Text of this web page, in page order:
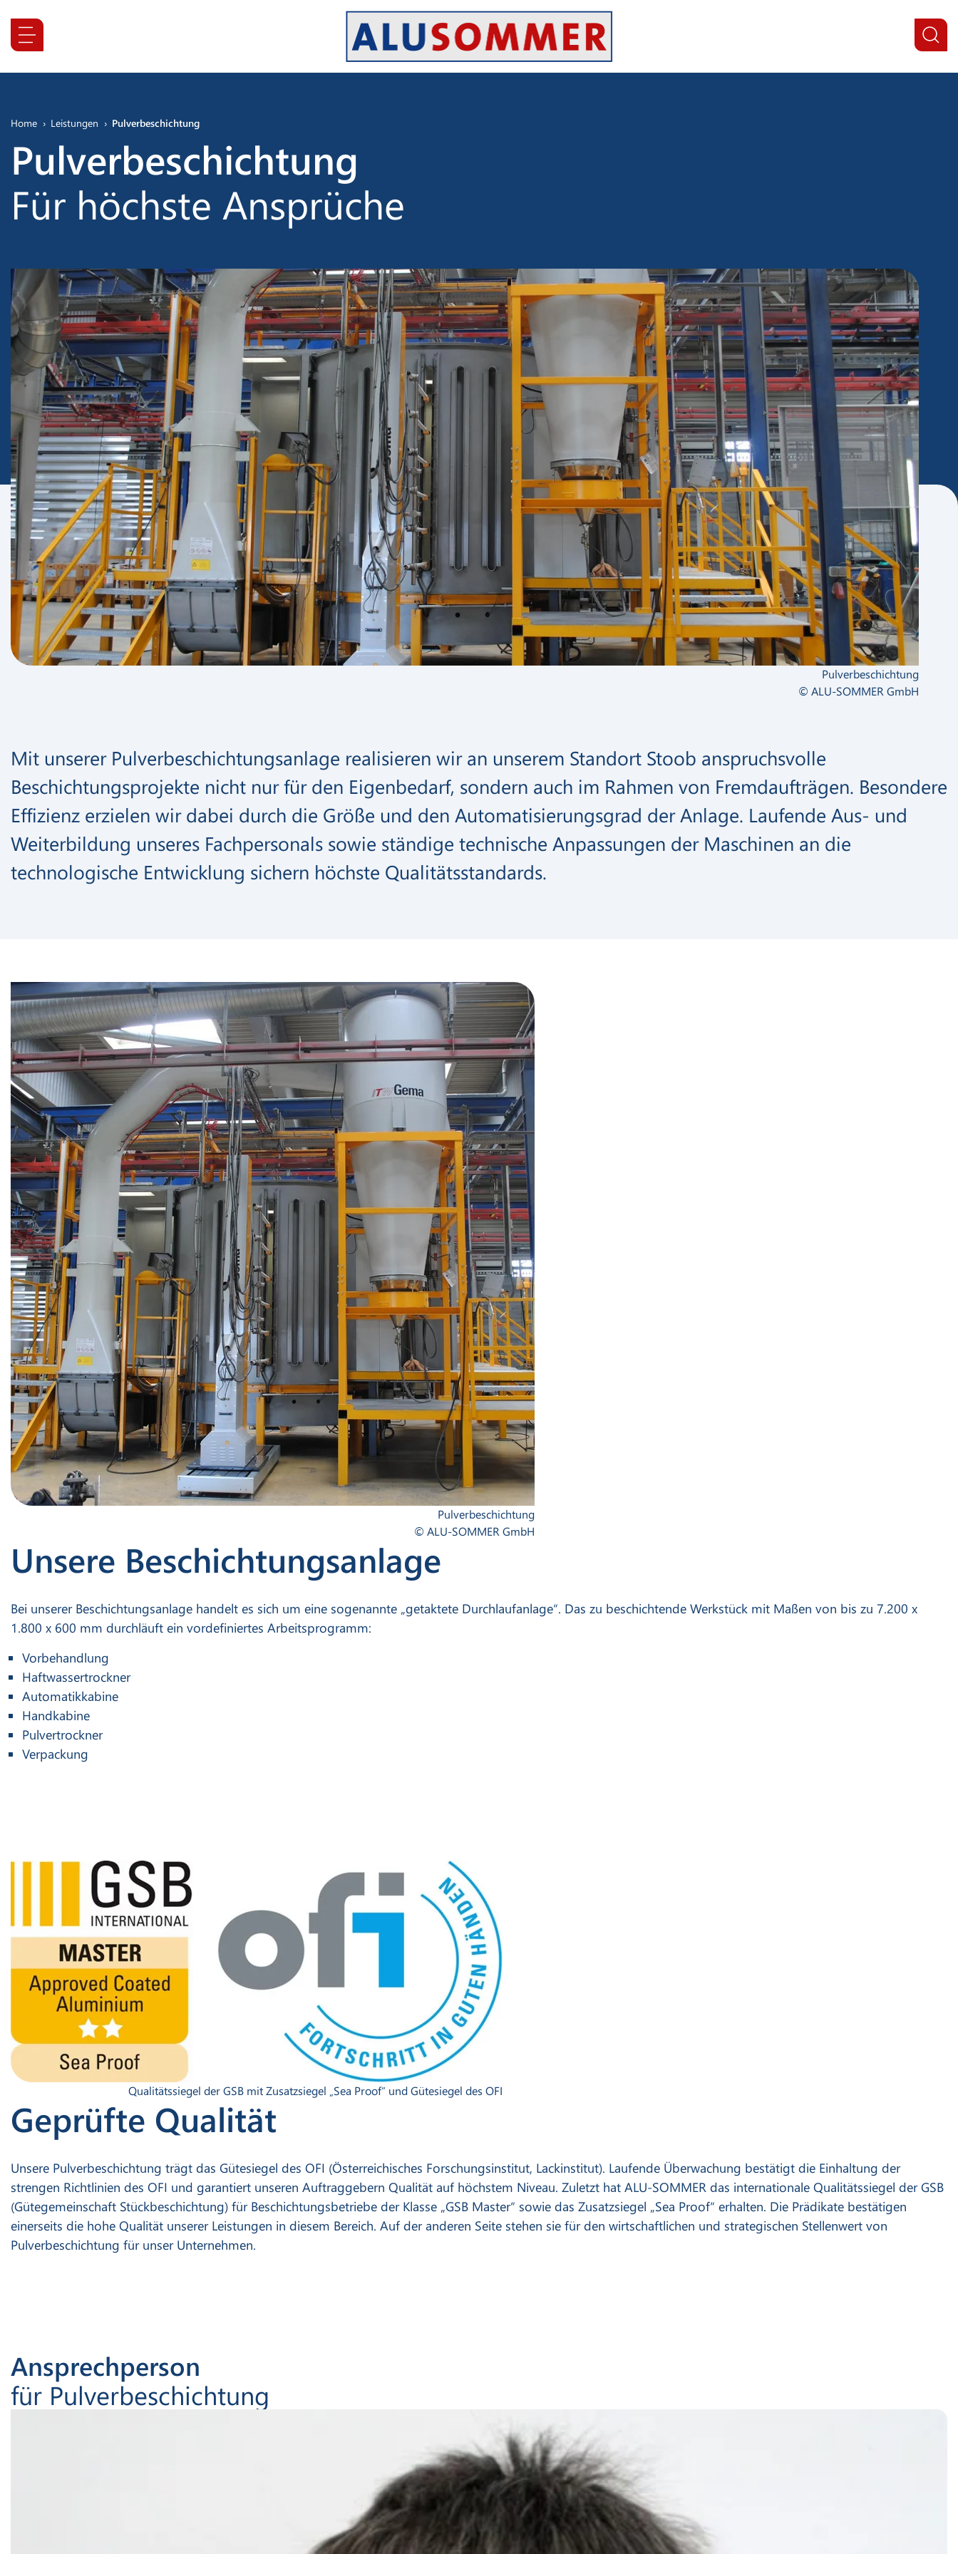
Home Leistungen Pulverbeschichtung
Pulverbeschichtung
Für höchste Ansprüche
Pulverbeschichtung
© ALU-SOMMER GmbH
Mit unserer Pulverbeschichtungsanlage realisieren wir an unserem Standort Stoob anspruchsvolle
Beschichtungsprojekte nicht nur für den Eigenbedarf, sondern auch im Rahmen von Fremdaufträgen. Besondere
Effizienz erzielen wir dabei durch die Größe und den Automatisierungsgrad der Anlage. Laufende Aus- und
Weiterbildung unseres Fachpersonals sowie ständige technische Anpassungen der Maschinen an die
technologische Entwicklung sichern höchste Qualitätsstandards.
Pulverbeschichtung
© ALU-SOMMER GmbH
Unsere Beschichtungsanlage
Bei unserer Beschichtungsanlage handelt es sich um eine sogenannte „getaktete Durchlaufanlage“. Das zu beschichtende Werkstück mit Maßen von bis zu 7.200 x
1.800 x 600 mm durchläuft ein vordefiniertes Arbeitsprogramm:
Vorbehandlung
Haftwassertrockner
Automatikkabine
Handkabine
Pulvertrockner
Verpackung
Qualitätssiegel der GSB mit Zusatzsiegel „Sea Proof“ und Gütesiegel des OFI
Geprüfte Qualität
Unsere Pulverbeschichtung trägt das Gütesiegel des OFI (Österreichisches Forschungsinstitut, Lackinstitut). Laufende Überwachung bestätigt die Einhaltung der
strengen Richtlinien des OFI und garantiert unseren Auftraggebern Qualität auf höchstem Niveau. Zuletzt hat ALU-SOMMER das internationale Qualitätssiegel der GSB
(Gütegemeinschaft Stückbeschichtung) für Beschichtungsbetriebe der Klasse „GSB Master“ sowie das Zusatzsiegel „Sea Proof“ erhalten. Die Prädikate bestätigen
einerseits die hohe Qualität unserer Leistungen in diesem Bereich. Auf der anderen Seite stehen sie für den wirtschaftlichen und strategischen Stellenwert von
Pulverbeschichtung für unser Unternehmen.
Ansprechperson
für Pulverbeschichtung